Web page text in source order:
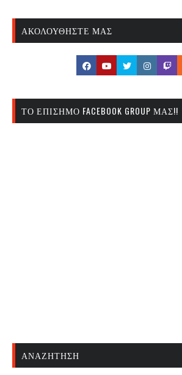
ΑΚΟΛΟΥΘΉΣΤΕ ΜΑΣ
ΤΟ ΕΠΊΣΗΜΟ FACEBOOK GROUP ΜΑΣ!!
ΑΝΑΖΉΤΗΣΗ